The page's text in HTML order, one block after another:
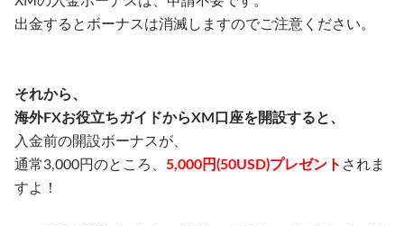
出金するとボーナスは消滅しますのでご注意ください。
それから、
海外FXお役立ちガイドからXM口座を開設すると、
入金前の開設ボーナスが、
通常3,000円のところ、 5,000円(50USD)プレゼント されま
すよ！